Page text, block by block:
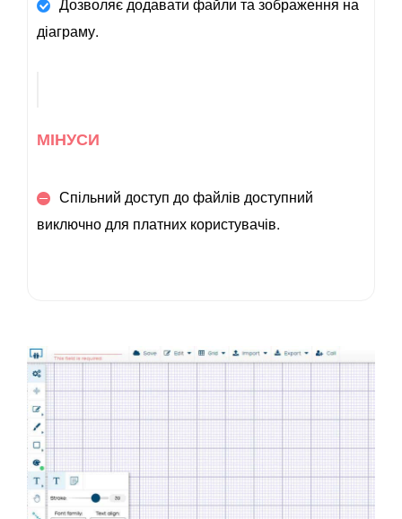
діаграму.
МІНУСИ
Спільний доступ до файлів доступний
виключно для платних користувачів.